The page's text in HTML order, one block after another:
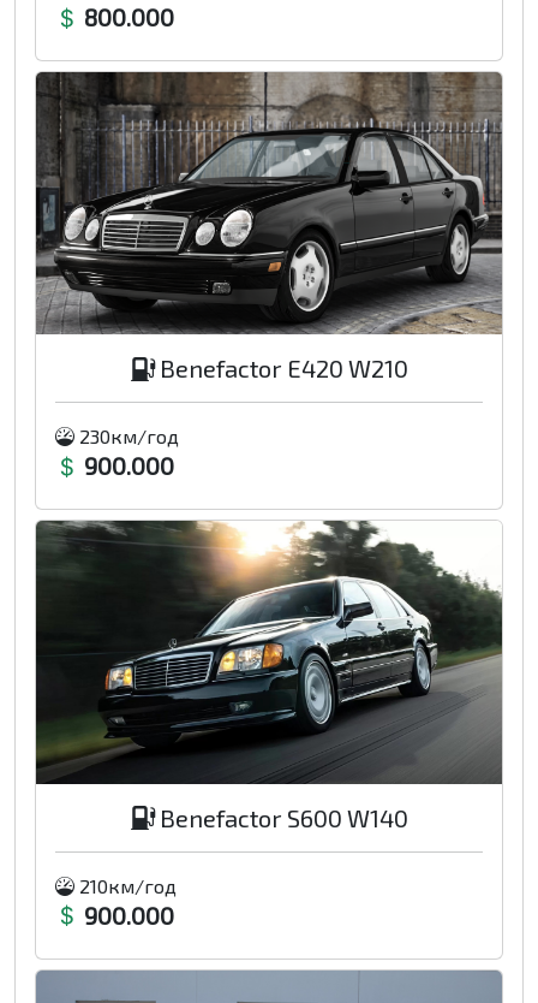
800.000
Benefactor E420 W210
230км/год
900.000
Benefactor S600 W140
210км/год
900.000